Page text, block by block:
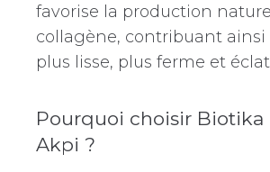
favorise la production
collagène, contribuant ainsi
plus lisse, plus ferme et
Pourquoi choisir Biotika
Akpi ?